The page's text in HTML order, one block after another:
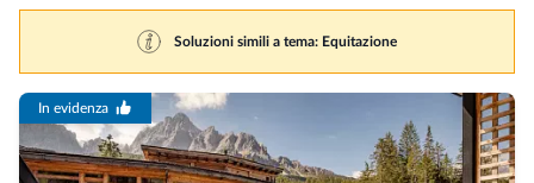
Soluzioni simili a tema: Equitazione
In evidenza